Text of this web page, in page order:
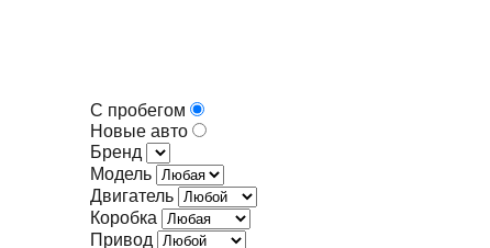
С пробегом
Новые авто
Бренд
Модель
Двигатель
Коробка
Привод